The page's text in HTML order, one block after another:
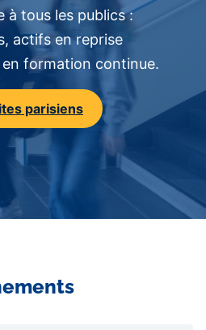
à tous les publics :
actifs en reprise
formation continue.
parisiens